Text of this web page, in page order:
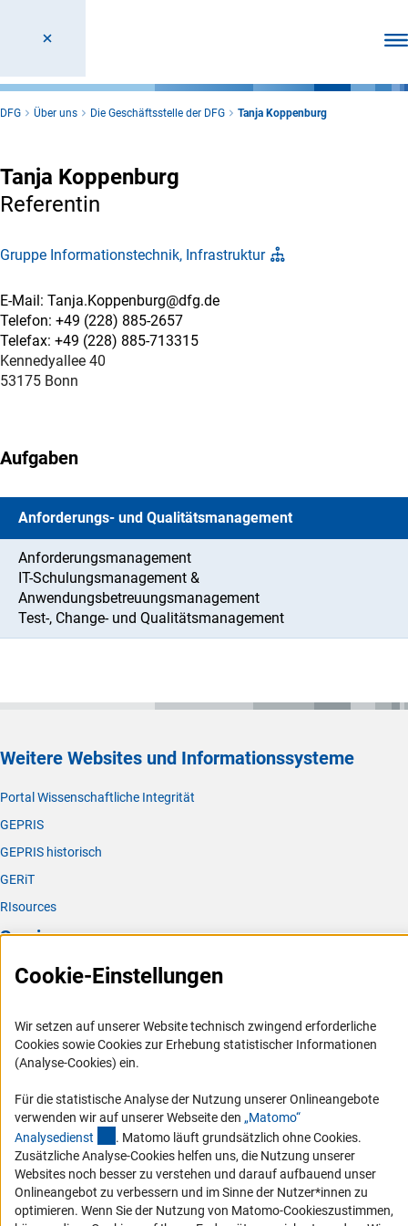
DFG Über uns Die Geschäftsstelle der DFG Tanja Koppenburg
Tanja Koppenburg
Referentin
Gruppe Informationstechnik, Infrastruktur
E-Mail: Tanja.Koppenburg@dfg.de
Telefon: +49 (228) 885-2657
Telefax: +49 (228) 885-713315
Kennedyallee 40
53175 Bonn
Aufgaben
Anforderungs- und Qualitätsmanagement
Anforderungsmanagement
IT-Schulungsmanagement &
Anwendungsbetreuungsmanagement
Test-, Change- und Qualitätsmanagement
Weitere Websites und Informationssysteme
Portal Wissenschaftliche Integrität
GEPRIS
GEPRIS historisch
GERiT
RIsources
Service
Presse
Karriere
Logo und Corporate Design
Compliance
Vergabeverfahren
Barrierefreiheit
Service und Informationen für Menschen mit Behinderungen
Cookie-Einstellungen
Wir setzen auf unserer Website technisch zwingend erforderliche
Cookies sowie Cookies zur Erhebung statistischer Informationen
(Analyse-Cookies) ein.
Für die statistische Analyse der Nutzung unserer Onlineangebote
verwenden wir auf unserer Webseite den „Matomo“
Analysedienst (externer Link)
. Matomo läuft grundsätzlich ohne Cookies.
Zusätzliche Analyse-Cookies helfen uns, die Nutzung unserer
Websites noch besser zu verstehen und darauf aufbauend unser
Onlineangebot zu verbessern und im Sinne der Nutzer*innen zu
optimieren. Wenn Sie der Nutzung von Matomo-Cookieszustimmen,